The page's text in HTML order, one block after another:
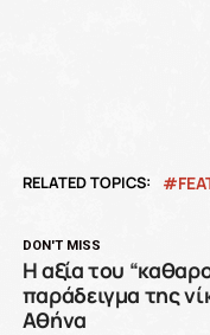
RELATED TOPICS:
DON'T MISS
Η αξία του
παράδειγμα της
Αθήνα